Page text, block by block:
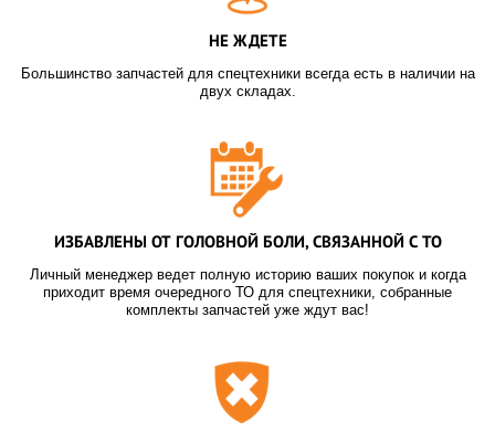
НЕ ЖДЕТЕ
Большинство запчастей для спецтехники всегда есть в наличии на
двух складах.
ИЗБАВЛЕНЫ ОТ ГОЛОВНОЙ БОЛИ, СВЯЗАННОЙ С ТО
Личный менеджер ведет полную историю ваших покупок и когда
приходит время очередного ТО для спецтехники, собранные
комплекты запчастей уже ждут вас!